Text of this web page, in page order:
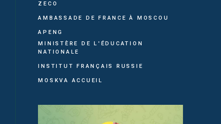
ZECO
AMBASSADE DE FRANCE À MOSCOU
APENG
MINISTÈRE DE L'ÉDUCATION
NATIONALE
INSTITUT FRANÇAIS RUSSIE
MOSKVA ACCUEIL